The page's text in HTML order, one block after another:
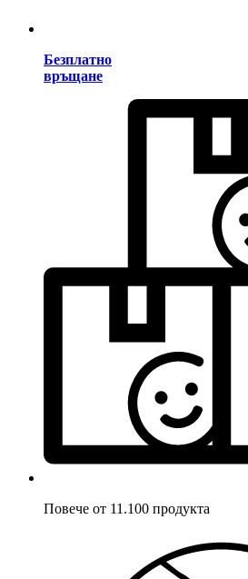
Безплатно
връщане
Повече от 11.100 продукта